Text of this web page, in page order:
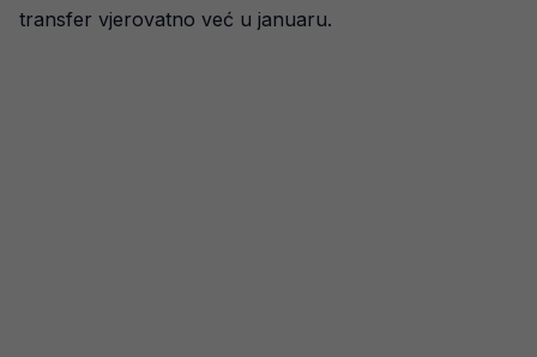
transfer vjerovatno već u januaru.